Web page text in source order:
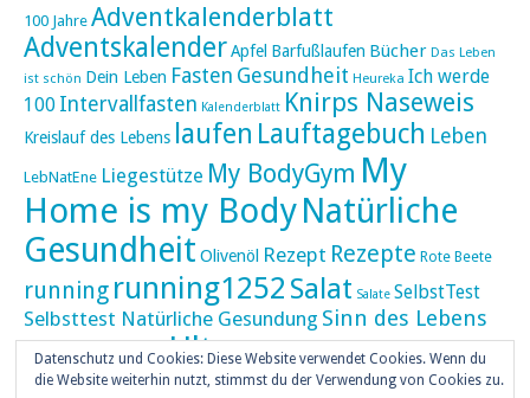
100 Jahre Adventkalenderblatt
AdventskalenderApfel Barfußlaufen Bücher Das Leben
ist schön Dein Leben Fasten Gesundheit Heureka Ich werde
100 Intervallfasten Kalenderblatt Knirps Naseweis
Kreislauf des Lebens laufen Lauftagebuch Leben
LebNatEne Liegestütze My BodyGym My
Home is my BodyNatürliche
Gesundheit Olivenöl Rezept Rezepte Rote Beete
running running1252 Salat Salate SelbstTest
Selbsttest Natürliche Gesundung Sinn des Lebens
Skaten Tageskalender UltraUltramarathon
umZEITZUerLEBEN Weihnachten
Datenschutz und Cookies: Diese Website verwendet Cookies. Wenn du
die Website weiterhin nutzt, stimmst du der Verwendung von Cookies zu.